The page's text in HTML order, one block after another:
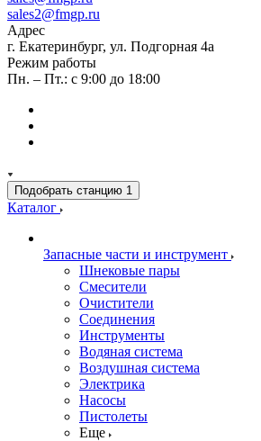
sales2@fmgp.ru
Адрес
г. Екатеринбург, ул. Подгорная 4а
Режим работы
Пн. – Пт.: с 9:00 до 18:00
Подобрать станцию 1
Каталог
Запасные части и инструмент
Шнековые пары
Смесители
Очистители
Соединения
Инструменты
Водяная система
Воздушная система
Электрика
Насосы
Пистолеты
Еще